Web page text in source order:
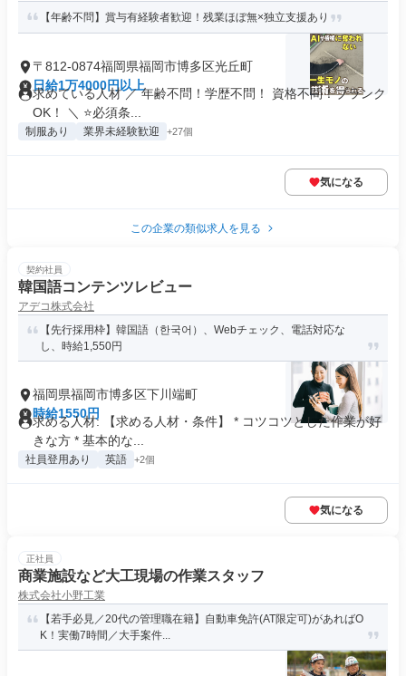
【年齢不問】賞与有経験者歓迎！残業ほぼ無×独立支援あり
〒812-0874福岡県福岡市博多区光丘町
日給1万4000円以上
求めている人材 ／ 年齢不問！学歴不問！ 資格不問！ブランク
OK！ ＼ ⭐必須条...
制服あり 業界未経験歓迎 +27個
気になる
この企業の類似求人を見る
契約社員
韓国語コンテンツレビュー
アデコ株式会社
【先行採用枠】韓国語（한국어）、Webチェック、電話対応な
し、時給1,550円
福岡県福岡市博多区下川端町
時給1550円
求める人材: 【求める人材・条件】 * コツコツとした作業が好
きな方 * 基本的な...
社員登用あり 英語 +2個
気になる
正社員
商業施設など大工現場の作業スタッフ
株式会社小野工業
【若手必見／20代の管理職在籍】自動車免許(AT限定可)があればO
K！実働7時間／大手案件...